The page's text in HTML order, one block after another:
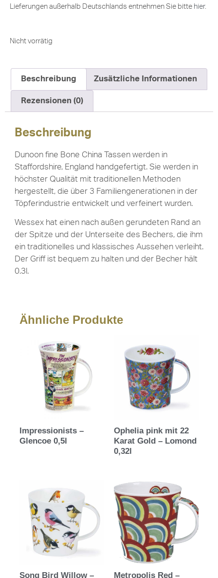
Lieferungen außerhalb Deutschlands entnehmen Sie bitte hier.
Nicht vorrätig
Beschreibung Zusätzliche Informationen
Rezensionen (0)
Beschreibung
Dunoon fine Bone China Tassen werden in
Staffordshire, England handgefertigt. Sie werden in
höchster Qualität mit traditionellen Methoden
hergestellt, die über 3 Familiengenerationen in der
Töpferindustrie entwickelt und verfeinert wurden.
Wessex hat einen nach außen gerundeten Rand an
der Spitze und der Unterseite des Bechers, die ihm
ein traditionelles und klassisches Aussehen verleiht.
Der Griff ist bequem zu halten und der Becher hält
0.3l.
Ähnliche Produkte
Impressionists –
Glencoe 0,5l
Ophelia pink mit 22
Karat Gold – Lomond
0,32l
Song Bird Willow – Metropolis Red –